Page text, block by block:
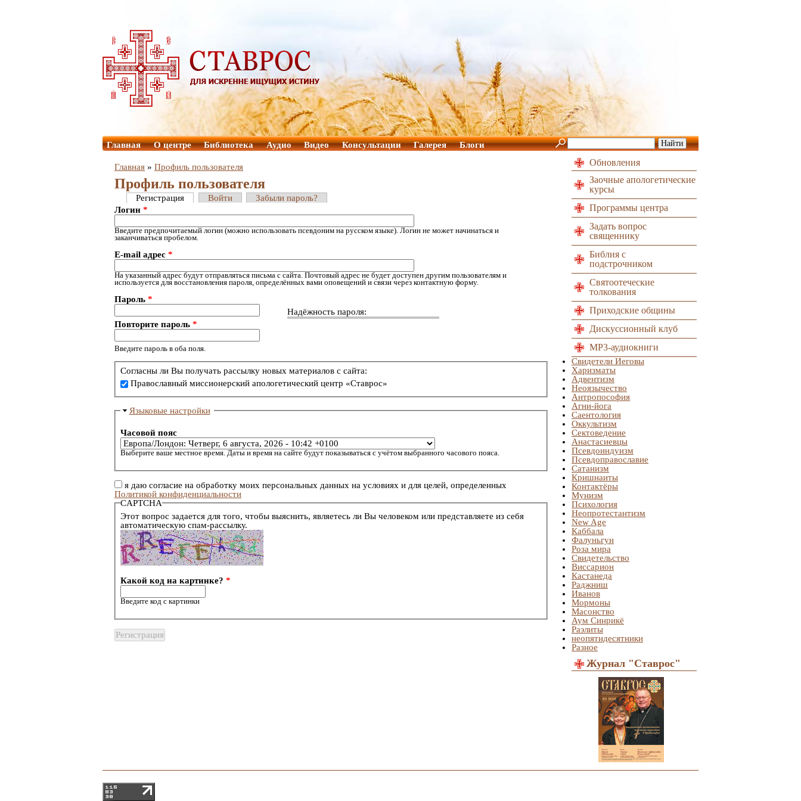
Главная О центре Библиотека Аудио Видео Консультации Галерея Блоги
Главная » Профиль пользователя
Профиль пользователя
Регистрация Войти
Забыли пароль?
Логин *
Введите предпочитаемый логин (можно использовать псевдоним на русском языке). Логин не может начинаться и
заканчиваться пробелом.
E-mail адрес *
На указанный адрес будут отправляться письма с сайта. Почтовый адрес не будет доступен другим пользователям и
используется для восстановления пароля, определённых вами оповещений и связи через контактную форму.
Надёжность пароля:
Пароль *
Повторите пароль *
Введите пароль в оба поля.
Согласны ли Вы получать рассылку новых материалов с сайта:
Православный миссионерский апологетический центр «Ставрос»
Языковые настройки
Часовой пояс
Выберите ваше местное время. Даты и время на сайте будут показываться с учётом выбранного часового пояса.
я даю согласие на обработку моих персональных данных на условиях и для целей, определенных
Политикой конфиденциальности
CAPTCHA
Этот вопрос задается для того, чтобы выяснить, являетесь ли Вы человеком или представляете из себя
автоматическую спам-рассылку.
Какой код на картинке? *
Введите код с картинки
Обновления
Заочные апологетические
курсы
Программы центра
Задать вопрос
священнику
Библия с
подстрочником
Святоотеческие
толкования
Приходские общины
Дискуссионный клуб
MP3-аудиокниги
Свидетели Иеговы
Харизматы
Адвентизм
Неоязычество
Антропософия
Агни-йога
Саентология
Оккультизм
Сектоведение
Анастасиевцы
Псевдоиндуизм
Псевдоправославие
Сатанизм
Кришнаиты
Контактёры
Мунизм
Психология
Неопротестантизм
New Age
Каббала
Фалуньгун
Роза мира
Свидетельство
Виссарион
Кастанеда
Раджниш
Иванов
Мормоны
Масонство
Аум Синрикё
Раэлиты
неопятидесятники
Разное
Журнал "Ставрос"